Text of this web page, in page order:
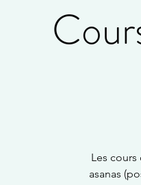
Les
asanas